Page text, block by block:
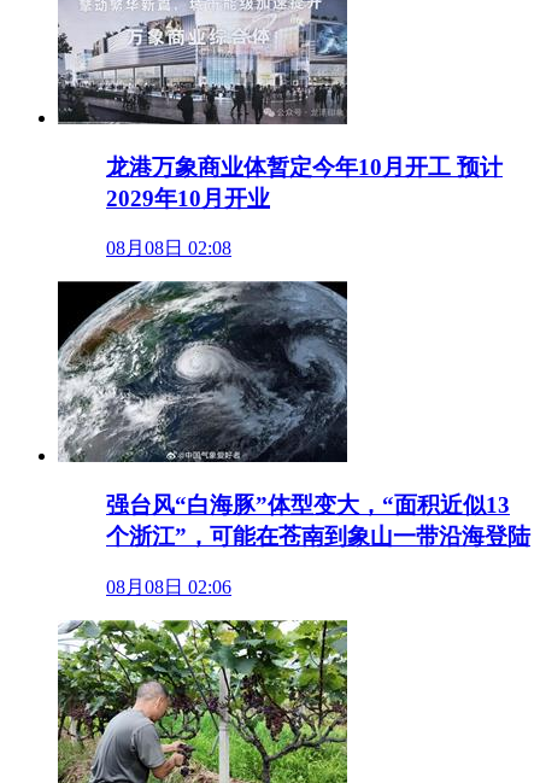
龙港万象商业体暂定今年10月开工 预计
2029年10月开业
08月08日 02:08
强台风“白海豚”体型变大，“面积近似13
个浙江”，可能在苍南到象山一带沿海登陆
08月08日 02:06